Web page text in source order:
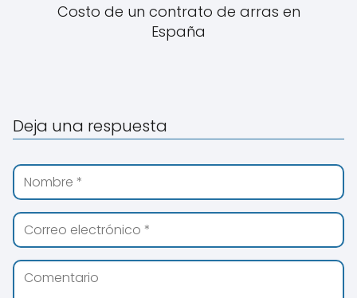
Costo de un contrato de arras en
España
Deja una respuesta